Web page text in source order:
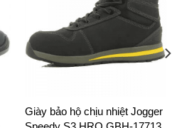
Giày bảo hộ chịu nhiệt Jogger